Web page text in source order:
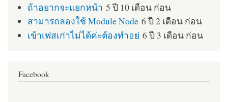
ถ้าอยากจะแยกหน้า 5 ปี 10 เดือน ก่อน
สามารถลองใช้ Module Node 6 ปี 2 เดือน ก่อน
เข้าเฟสเก่าไม่ได้ค่ะต้องทำอย่ 6 ปี 3 เดือน ก่อน
Facebook